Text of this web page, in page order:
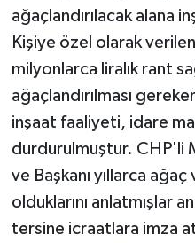
ağaçlandırılacak alana
Kişiye özel olarak
milyonlarca liralık rant
ağaçlandırılması
inşaat faaliyeti, idare
durdurulmuştur. CHP'li
ve Başkanı yıllarca ağaç
olduklarını anlatmışlar
tersine icraatlara imza